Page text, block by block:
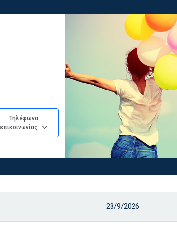
Τηλέφωνα
επικοινωνίας
28/9/2026